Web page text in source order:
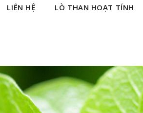
LIÊN HỆ LÒ THAN HOẠT TÍNH